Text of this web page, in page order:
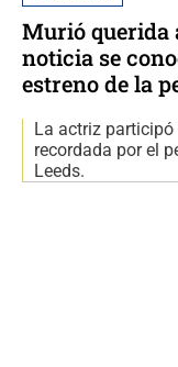
Murió querida
noticia se
estreno de la
La actriz participó
recordada por el
Leeds.